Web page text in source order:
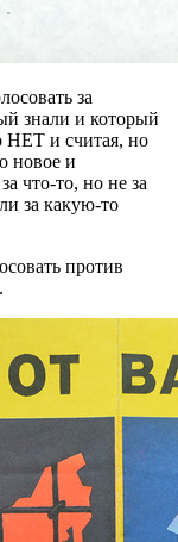
за
знали и который
НЕТ и считая, но
новое и
что-то, но не за
за какую-то
против